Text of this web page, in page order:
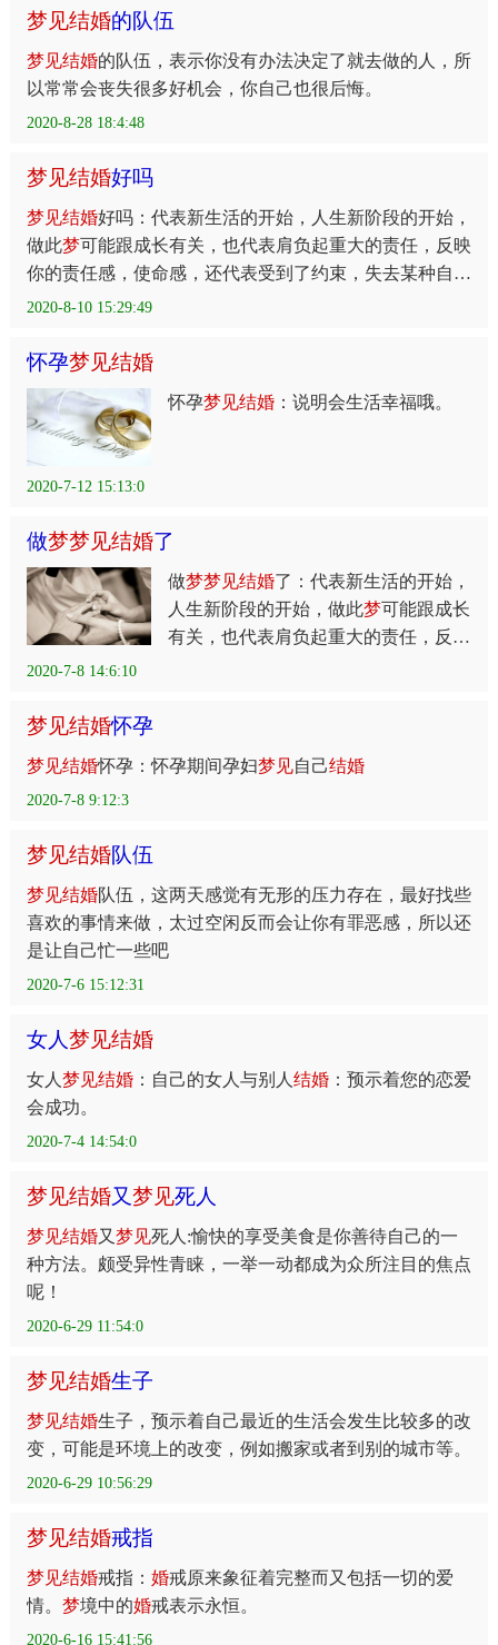
梦 见结婚的队伍
梦见结婚的队伍，表示你没有办法决定了就去做的人，所
以常常会丧失很多好机会，你自己也很后悔。
2020-8-28 18:4:48
梦 见结婚好吗
梦见结婚好吗：代表新生活的开始，人生新阶段的开始，
做此梦可能跟成长有关，也代表肩负起重大的责任，反映
你的责任感，使命感，还代表受到了约束，失去某种自
由。
2020-8-10 15:29:49
怀孕梦 见结婚
怀孕梦见结婚：说明会生活幸福哦。
2020-7-12 15:13:0
做梦梦 见结婚了
做梦梦见结婚了：代表新生活的开始，
人生新阶段的开始，做此梦可能跟成长
有关，也代表肩负起重大的责任，反映
2020-7-8 14:6:10
梦 见结婚怀孕
梦见结婚怀孕：怀孕期间孕妇梦见自己结婚
2020-7-8 9:12:3
梦 见结婚队伍
梦见结婚队伍，这两天感觉有无形的压力存在，最好找些
喜欢的事情来做，太过空闲反而会让你有罪恶感，所以还
是让自己忙一些吧
2020-7-6 15:12:31
女人梦 见结婚
女人 梦见结婚：自己的女人与别人 结婚：预示着您的恋爱
会成功。
2020-7-4 14:54:0
梦 见结婚又梦 见死人
梦见结婚又 梦见死人:愉快的享受美食是你善待自己的一
种方法。颇受异性青睐，一举一动都成为众所注目的焦点
呢！
2020-6-29 11:54:0
梦 见结婚生子
梦见结婚生子，预示着自己最近的生活会发生比较多的改
变，可能是环境上的改变，例如搬家或者到别的城市等。
2020-6-29 10:56:29
梦 见结婚戒指
梦见结婚戒指： 婚戒原来象征着完整而又包括一切的爱
情。 梦境中的婚戒表示永恒。
2020-6-16 15:41:56